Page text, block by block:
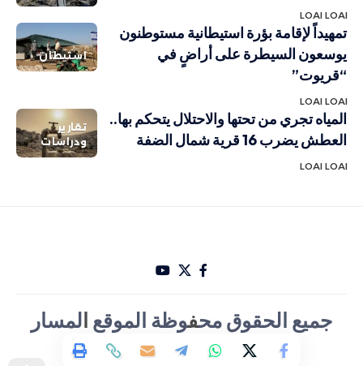
LOAI LOAI
استيطان
تمهيداً لإقامة بؤرة استيطانية مستوطنون
يوسعون السيطرة على أراضٍ في
“قريوت”
LOAI LOAI
تقارير
ودراسات
المياه تجري من تحتها والاحتلال يتحكم بها..
العطش يضرب 16 قرية شمال الضفة
LOAI LOAI
جميع الحقوق محفوظة الموقع لمسار
الأخباري تصميم Hakam